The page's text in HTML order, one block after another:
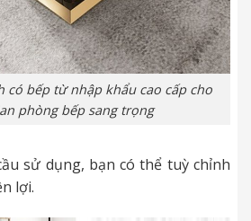
có bếp từ nhập khẩu cao cấp cho
phòng bếp sang trọng
sử dụng, bạn có thể tuỳ chỉnh
lợi.